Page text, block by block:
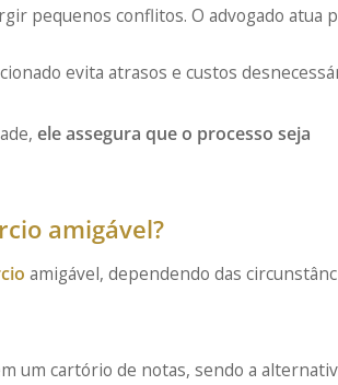
pequenos conflitos. O advogado atua
evita atrasos e custos
ele assegura que o processo seja
amigável?
amigável, dependendo das
um cartório de notas, sendo a